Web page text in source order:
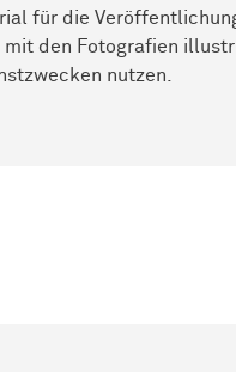
für die
den Fotografien
nutzen.